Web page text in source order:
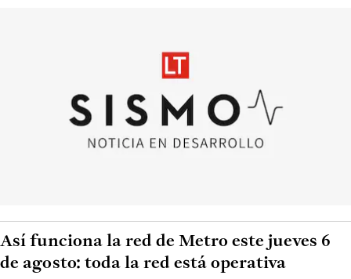
Así funciona la red de Metro este jueves 6
de agosto: toda la red está operativa